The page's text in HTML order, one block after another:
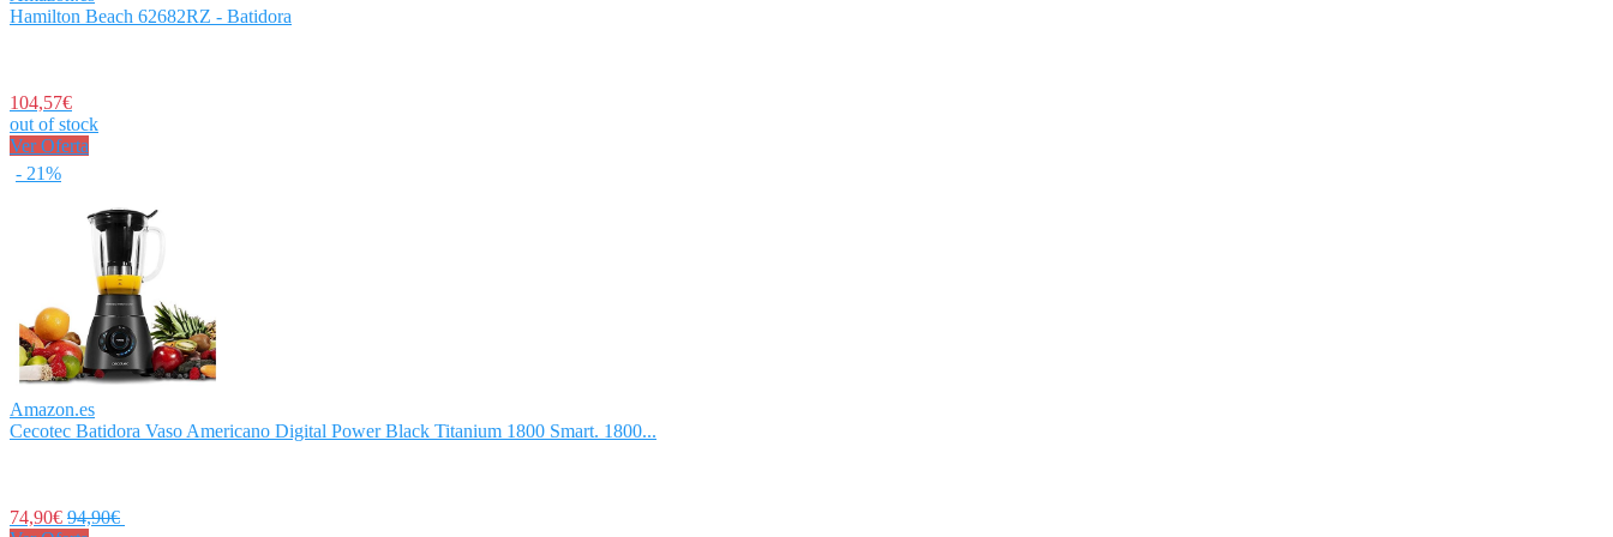
Hamilton Beach 62682RZ - Batidora
104,57€
out of stock
Ver Oferta
- 21%
Amazon.es
Cecotec Batidora Vaso Americano Digital Power Black Titanium 1800 Smart. 1800...
74,90€ 94,90€